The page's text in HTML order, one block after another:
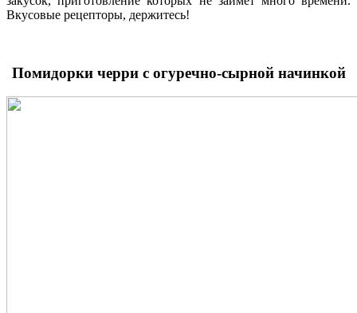
Вкусовые рецепторы, держитесь!
Помидорки черри с огуречно-сырной начинкой